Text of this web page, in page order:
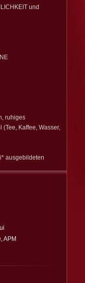
und
ruhiges
Kaffee, Wasser,
ausgebildeten
1 Std. inkl. Peeling
und Abkühlen
danach
APM